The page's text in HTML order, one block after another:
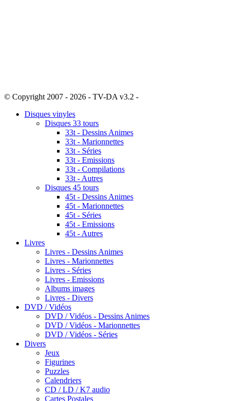
© Copyright 2007 - 2026 - TV-DA v3.2 -
Disques vinyles
Disques 33 tours
33t - Dessins Animes
33t - Marionnettes
33t - Séries
33t - Emissions
33t - Compilations
33t - Autres
Disques 45 tours
45t - Dessins Animes
45t - Marionnettes
45t - Séries
45t - Emissions
45t - Autres
Livres
Livres - Dessins Animes
Livres - Marionnettes
Livres - Séries
Livres - Emissions
Albums images
Livres - Divers
DVD / Vidéos
DVD / Vidéos - Dessins Animes
DVD / Vidéos - Marionnettes
DVD / Vidéos - Séries
Divers
Jeux
Figurines
Puzzles
Calendriers
CD / LD / K7 audio
Cartes Postales